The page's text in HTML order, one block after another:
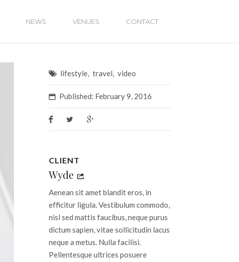
NEWS VENUES CONTACT
lifestyle, travel, video
Published: February 9, 2016
CLIENT
Wyde
Aenean sit amet blandit eros, in
efficitur ligula. Vestibulum commodo,
nisl sed mattis faucibus, neque purus
dictum sapien, vitae sollicitudin lacus
neque a metus. Nulla facilisi.
Pellentesque ultrices posuere